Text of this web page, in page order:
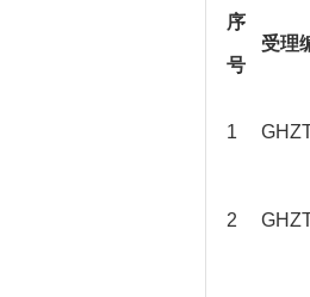
序
号
受理
1
2